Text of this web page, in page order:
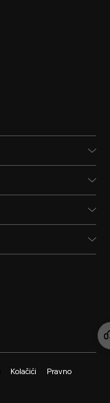
Kolačići Pravno